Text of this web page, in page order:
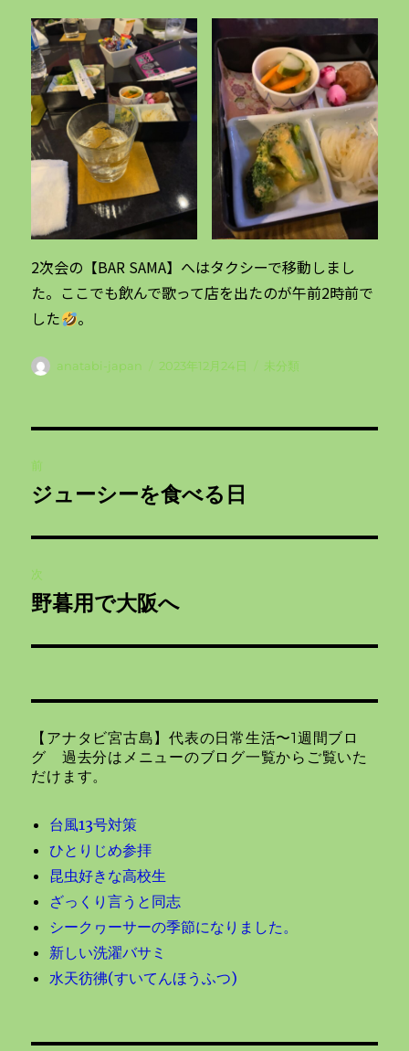
2次会の【BAR SAMA】へはタクシーで移動しまし
た。ここでも飲んで歌って店を出たのが午前2時前で
した
。
投
anatabi-japan
投
2023年12月24日
カ
未分類
稿
ビ
ゲ
ー
ン
前
前
投
稿:
ジューシーを食べる日
次
次
投
野暮用で大阪へ
【アナタビ宮古島】代表の日常生活〜1週間ブロ
グ 過去分はメニューのブログ一覧からご覧いた
だけます。
台風13号対策
ひとりじめ参拝
昆虫好きな高校生
ざっくり言うと同志
シークヮーサーの季節になりました。
新しい洗濯バサミ
水天彷彿(すいてんほうふつ)